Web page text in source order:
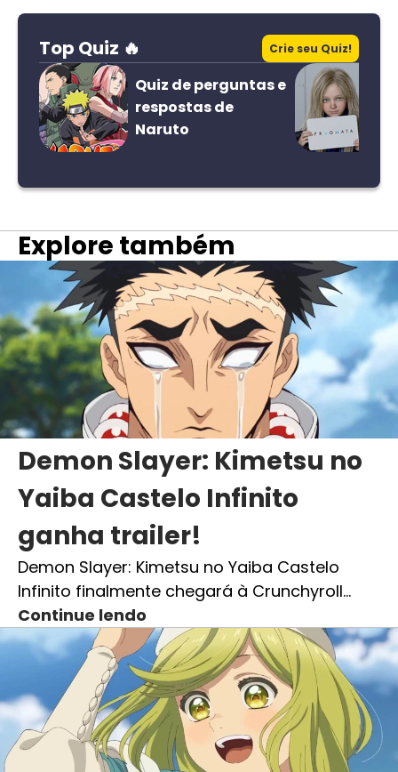
Top Quiz 🔥 Crie seu Quiz!
Quiz de perguntas e
respostas de
Naruto
Explore também
Demon Slayer: Kimetsu no
Yaiba Castelo Infinito
ganha trailer!
Demon Slayer: Kimetsu no Yaiba Castelo
Infinito finalmente chegará à Crunchyroll…
Continue lendo